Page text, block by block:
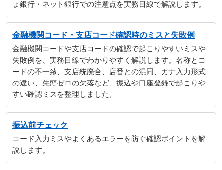
ょ銀行・ネット銀行での注意点を実務目線で解説します。
金融機関コード・支店コード確認時のミスと失敗例
金融機関コードや支店コードの確認で起こりやすいミスや
失敗例を、実務目線でわかりやすく解説します。名称とコ
ードの不一致、支店統廃合、店番との混同、カナ入力形式
の違い、先頭ゼロの欠落など、振込や口座登録で起こりや
すい確認ミスを整理しました。
振込前チェック
コード入力ミスやよくあるエラーを防ぐ確認ポイントを解
説します。